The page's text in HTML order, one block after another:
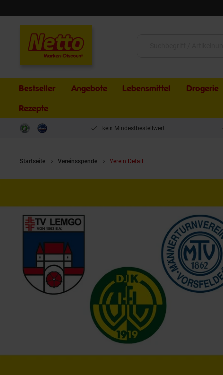
Bestseller Angebote Lebensmittel Drogerie
Rezepte
kein Mindestbestellwert
Startseite Vereinsspende Verein Detail